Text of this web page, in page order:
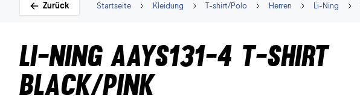
Zurück Li-Ning
Herren
T-shirt/Polo
Kleidung
Startseite
Li-Ning AAYS131-4 T-shirt
Black/Pink